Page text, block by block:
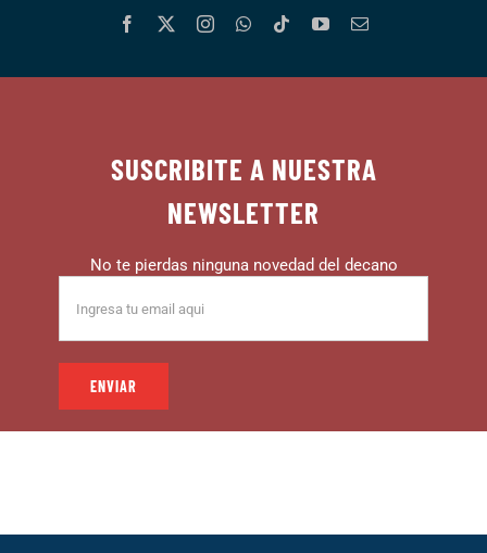
SUSCRIBITE A NUESTRA
NEWSLETTER
No te pierdas ninguna novedad del decano